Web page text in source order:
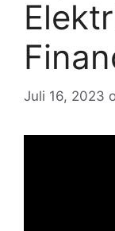
Juli 16, 2023